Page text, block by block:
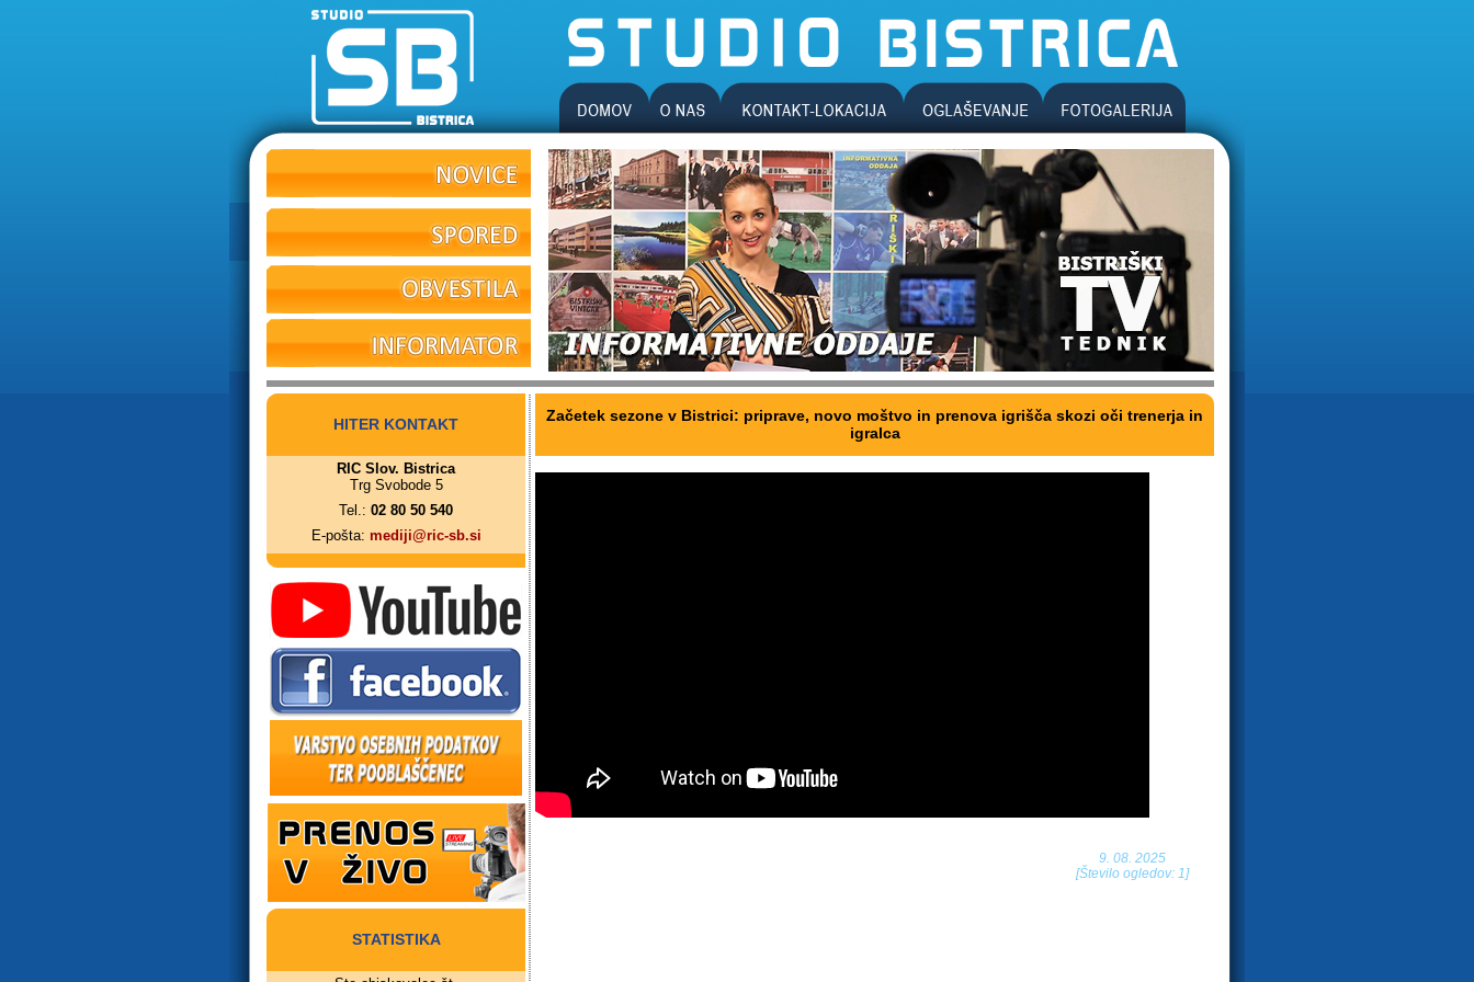
HITER KONTAKT
RIC Slov. Bistrica
Trg Svobode 5
Tel.: 02 80 50 540
E-pošta: mediji@ric-sb.si
STATISTIKA
Začetek sezone v Bistrici: priprave, novo moštvo in prenova igrišča skozi oči trenerja in
igralca
9. 08. 2025
[Število ogledov: 1]